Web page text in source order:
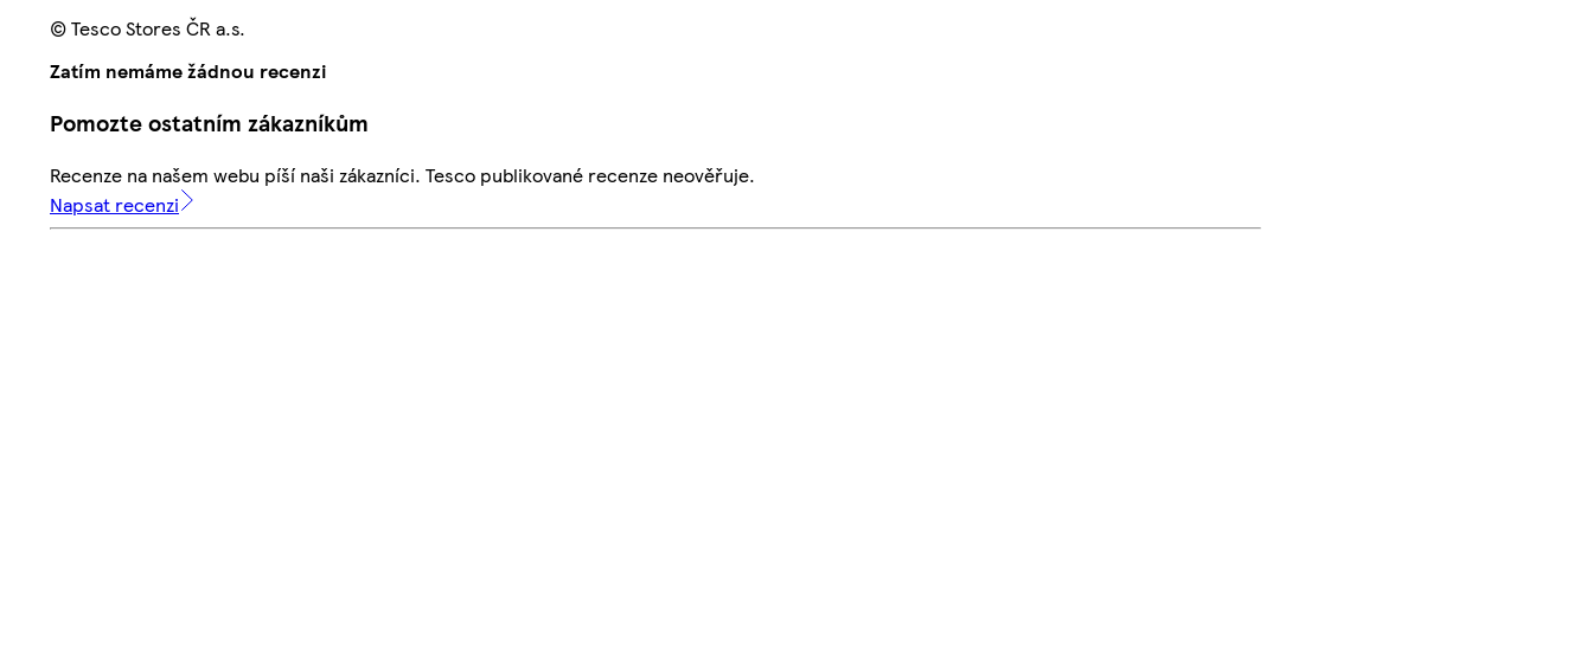
© Tesco Stores ČR a.s.
Zatím nemáme žádnou recenzi
Pomozte ostatním zákazníkům
Recenze na našem webu píší naši zákazníci. Tesco publikované recenze neověřuje.
Napsat recenzi